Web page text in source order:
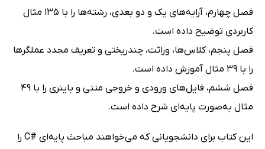
فصل چهارم، آرایه‌های یک و دو بعدی، رشته­‌ها را با 135 مثال
کاربردی توضیح داده است.
فصل پنجم، کلاس­‌ها، وراثت، چندریختی و تعریف مجدد عملگرها
را با 39 مثال آموزش داده است.
فصل ششم، فایل­‌های ورودی و خروجی متنی و باینری را با 49
مثال به‌صورت پایه‌ای شرح داده است.
این کتاب برای دانشجویانی که می­‌خواهند مباحث پایه‌­ای #C را